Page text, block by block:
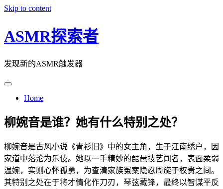
Skip to content
ASMR探索者
发现新的ASMR触发器
Home
柳婉音是谁？她有什么特别之处？
柳婉音是古风小说《青衫旧》中的女主角，生于江南绣户，因
家道中落沦为乐伎。她以一手精妙的琵琶技艺闻名，表面柔弱
温婉，实则心怀孤勇，为查清家族冤案隐忍周旋于权贵之间。
其特别之处在于将才情化作刀刃，琴弦藏锋，最终以智谋平反